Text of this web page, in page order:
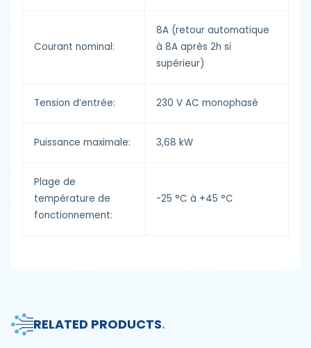
Courant nominal:
8A (retour automatique
à 8A après 2h si
supérieur)
Tension d’entrée: 230 V AC monophasé
Puissance maximale: 3,68 kW
Plage de
température de
fonctionnement:
-25 °C à +45 °C
RELATED PRODUCTS.